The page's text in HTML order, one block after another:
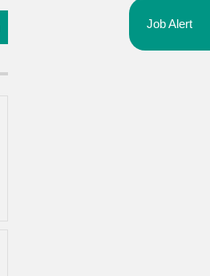
Job Alert